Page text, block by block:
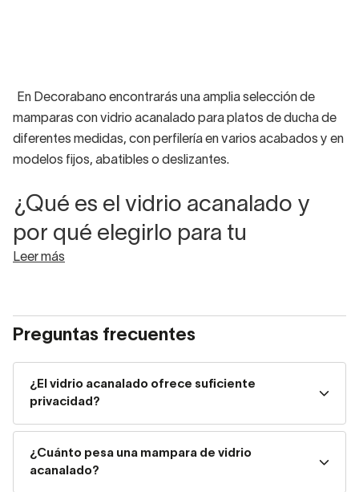
En Decorabano encontrarás una amplia selección de
mamparas con vidrio acanalado para platos de ducha de
diferentes medidas, con perfilería en varios acabados y en
modelos fijos, abatibles o deslizantes.
¿Qué es el vidrio acanalado y
por qué elegirlo para tu
mampara?
en el que una de sus caras presenta una
canales paralelos verticales.Esta textura cumple dos
funciones a la vez:difumina la visión directa desde el
exterior, ofreciendo privacidad completa, y refracta la
luz natural de forma que ilumina el interior de la ducha con
un efecto cálido y envolvente.
Frente al vidrio transparente o al vidrio satinado, el
Leer más
Preguntas frecuentes
¿El vidrio acanalado ofrece suficiente
privacidad?
¿Cuánto pesa una mampara de vidrio
acanalado?